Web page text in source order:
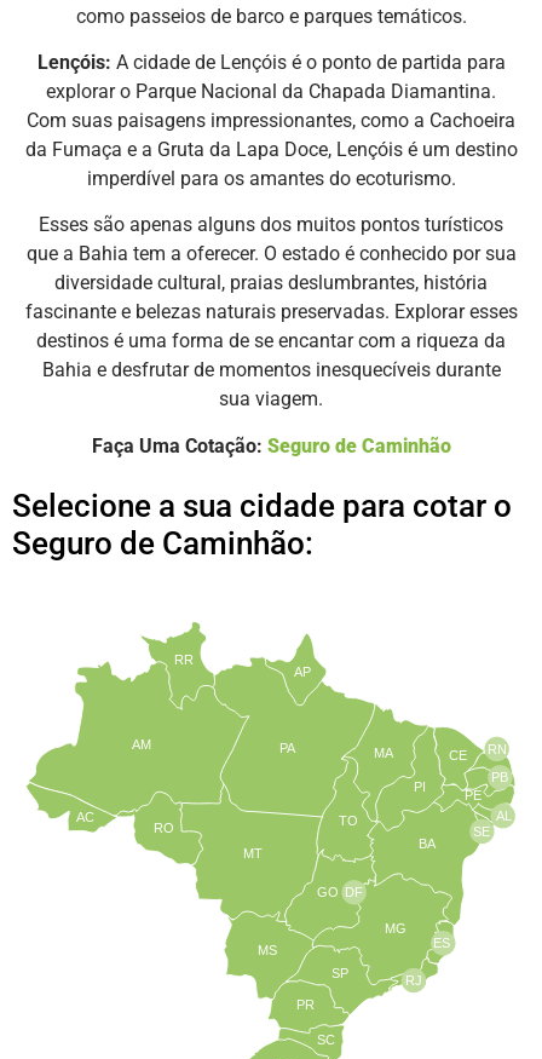
como passeios de barco e parques temáticos.
Lençóis: A cidade de Lençóis é o ponto de partida para
explorar o Parque Nacional da Chapada Diamantina.
Com suas paisagens impressionantes, como a Cachoeira
da Fumaça e a Gruta da Lapa Doce, Lençóis é um destino
imperdível para os amantes do ecoturismo.
Esses são apenas alguns dos muitos pontos turísticos
que a Bahia tem a oferecer. O estado é conhecido por sua
diversidade cultural, praias deslumbrantes, história
fascinante e belezas naturais preservadas. Explorar esses
destinos é uma forma de se encantar com a riqueza da
Bahia e desfrutar de momentos inesquecíveis durante
sua viagem.
Faça Uma Cotação: Seguro de Caminhão
Selecione a sua cidade para cotar o
Seguro de Caminhão:
TO
BA
SE
PE
AL
RN
CE
PI
MA
AP
PA
RR
AM
AC
RO
MT
MS
GO
PR
SC
SP
MG
RJ
ES
DF
PB